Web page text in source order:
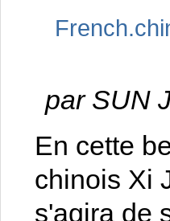
par SUN
En cette
chinois Xi
s'agira de